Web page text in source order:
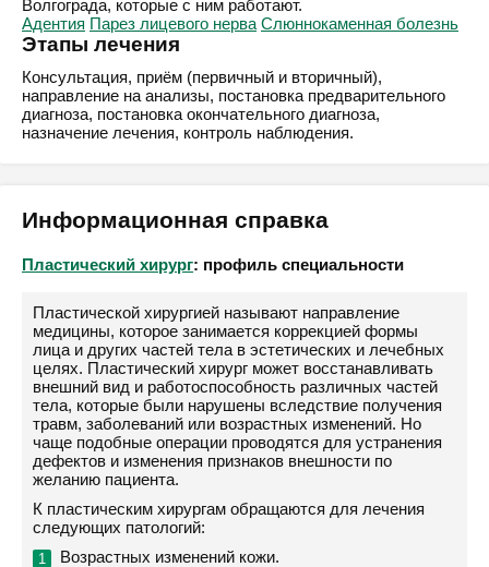
Волгограда, которые с ним работают.
Адентия Парез лицевого нерва Слюннокаменная болезнь
Этапы лечения
Консультация, приём (первичный и вторичный),
направление на анализы, постановка предварительного
диагноза, постановка окончательного диагноза,
назначение лечения, контроль наблюдения.
Информационная справка
Пластический хирург: профиль специальности
Пластической хирургией называют направление
медицины, которое занимается коррекцией формы
лица и других частей тела в эстетических и лечебных
целях. Пластический хирург может восстанавливать
внешний вид и работоспособность различных частей
тела, которые были нарушены вследствие получения
травм, заболеваний или возрастных изменений. Но
чаще подобные операции проводятся для устранения
дефектов и изменения признаков внешности по
желанию пациента.
К пластическим хирургам обращаются для лечения
следующих патологий:
Возрастных изменений кожи.